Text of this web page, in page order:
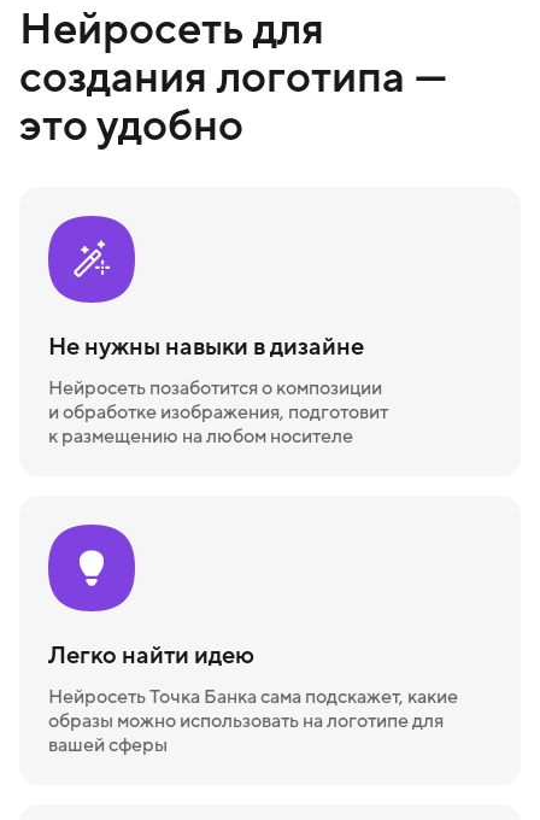
Нейросеть для
создания логотипа —
это удобно
Не нужны навыки в дизайне
Нейросеть позаботится о композиции
и обработке изображения, подготовит
к размещению на любом носителе
Легко найти идею
Нейросеть Точка Банка сама подскажет, какие
образы можно использовать на логотипе для
вашей сферы